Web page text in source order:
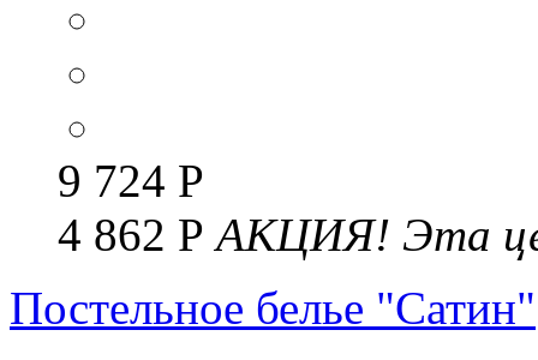
9 724 Р
4 862 РАКЦИЯ! Эта
Постельное белье "Сатин"